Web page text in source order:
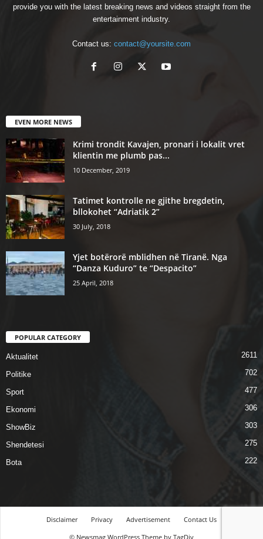
provide you with the latest breaking news and videos straight from the
entertainment industry.
Contact us: contact@yoursite.com
EVEN MORE NEWS
Krimi trondit Kavajen, pronari i lokalit vret
klientin me plumb pas...
10 December, 2019
Tatimet kontrolle ne gjithe bregdetin,
bllokohet “Adriatik 2”
30 July, 2018
Yjet botërorë mblidhen në Tiranë. Nga
“Danza Kuduro” te “Despacito”
25 April, 2018
POPULAR CATEGORY
Aktualitet 2611
Politike 702
Sport 477
Ekonomi 306
ShowBiz 303
Shendetesi 275
Bota 222
Disclaimer Privacy Advertisement
Contact Us
© Newsmag WordPress Theme by TagDiv